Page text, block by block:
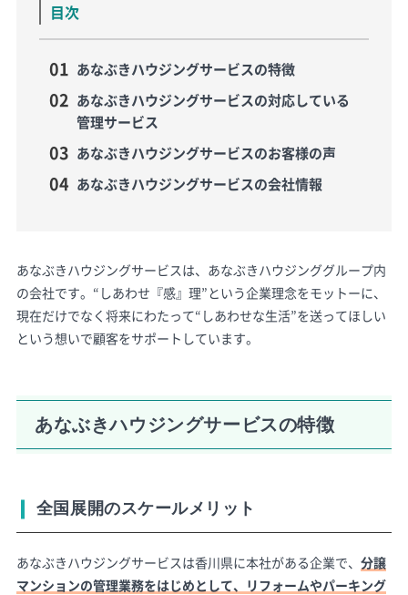
目次
あなぶきハウジングサービスの特徴
あなぶきハウジングサービスの対応している
管理サービス
あなぶきハウジングサービスのお客様の声
あなぶきハウジングサービスの会社情報
あなぶきハウジングサービスは、あなぶきハウジンググループ内
の会社です。“しあわせ『感』理”という企業理念をモットーに、
現在だけでなく将来にわたって“しあわせな生活”を送ってほしい
という想いで顧客をサポートしています。
あなぶきハウジングサービスの特徴
全国展開のスケールメリット
あなぶきハウジングサービスは香川県に本社がある企業で、 分譲
マンションの管理業務をはじめとして、リフォームやパーキング